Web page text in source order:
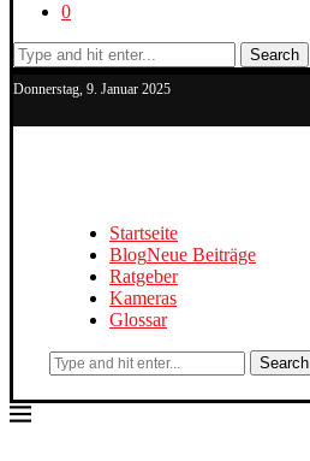
0
Search
Donnerstag, 9. Januar 2025
Startseite
BlogNeue Beiträge
Ratgeber
Kameras
Glossar
Search